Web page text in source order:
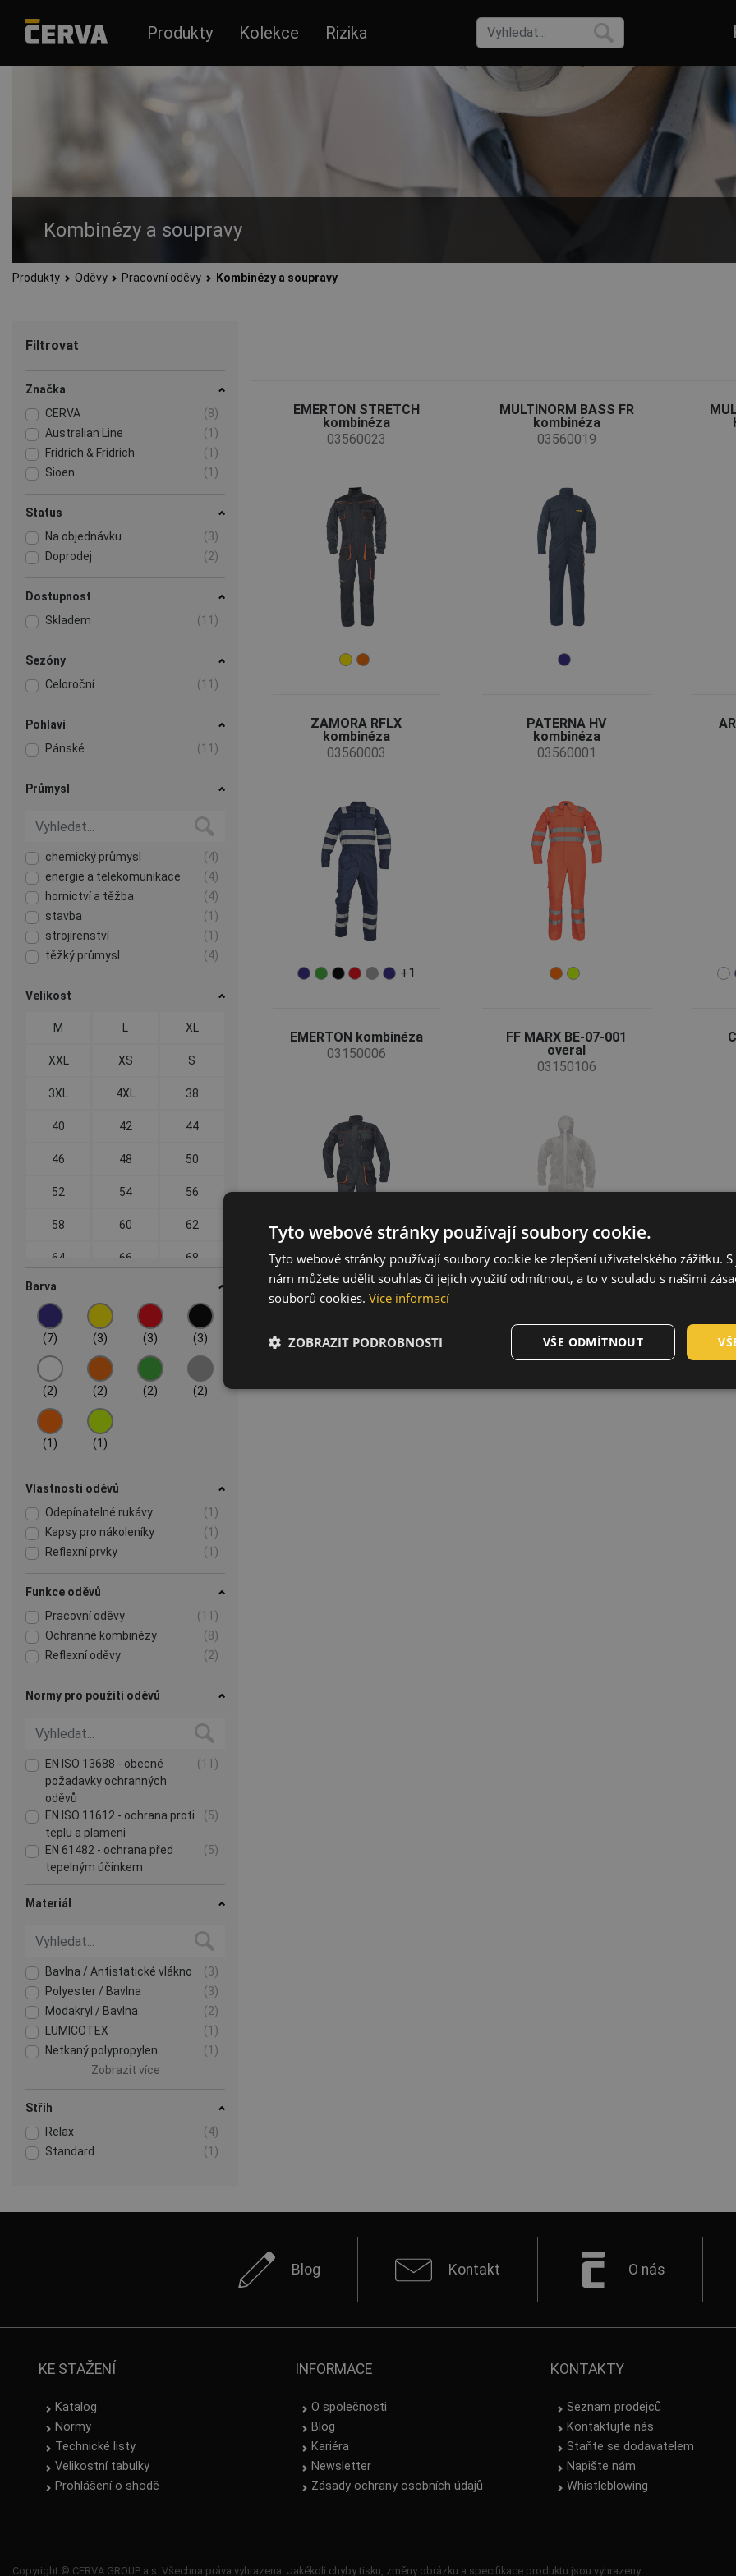
Produkty Kolekce Rizika
Kombinézy a soupravy
Pracovní kombinézy pohodlného střihu a vysoké odolnosti. Kromě klasických pracovních kombinéz můžete vybírat i z široké
Produkty Oděvy Pracovní oděvy Kombinézy a soupravy
Filtrovat
Značka
CERVA
(8)
Australian Line
(1)
Fridrich & Fridrich
(1)
Sioen
(1)
Status
Na objednávku
(3)
Doprodej
(2)
Dostupnost
Skladem
(11)
Sezóny
Celoroční
(11)
Pohlaví
Pánské
(11)
Průmysl
chemický průmysl
(4)
energie a telekomunikace
(4)
hornictví a těžba
(4)
stavba
(1)
strojírenství
(1)
těžký průmysl
(4)
Velikost
M L XL
XXL XS S
3XL 4XL 38
40 42 44
46 48 50
52 54 56
58 60 62
64 66 68
70
Barva
(7) (3) (3) (3)
(2) (2) (2) (2)
(1) (1)
Vlastnosti oděvů
Odepínatelné rukávy
(1)
Kapsy pro nákoleníky
(1)
Reflexní prvky
(1)
Funkce oděvů
Pracovní oděvy
(11)
Ochranné kombinézy
(8)
Reflexní oděvy
(2)
Normy pro použití oděvů
EN ISO 13688 - obecné
požadavky ochranných
oděvů
(11)
EN ISO 11612 - ochrana proti
teplu a plameni
(5)
EN 61482 - ochrana před
tepelným účinkem
(5)
EN 1149 - ochrana proti
EN ISO 11611 - ochrana při
postupech
(5)
Zobrazit více
Materiál
Bavlna / Antistatické vlákno
(3)
Polyester / Bavlna
(3)
Modakryl / Bavlna
(2)
LUMICOTEX
(1)
Netkaný polypropylen
(1)
Zobrazit více
Střih
Relax
(4)
Standard
(1)
EMERTON STRETCH
kombinéza
03560023
MULTINORM BASS FR
kombinéza
03560019
ZAMORA RFLX
kombinéza
03560003
+1
PATERNA HV
kombinéza
03560001
EMERTON kombinéza
03150006
FF MARX BE-07-001
overal
03150106
Blog Kontakt O nás
KE STAŽENÍ
Katalog
Normy
Technické listy
Velikostní tabulky
Prohlášení o shodě
INFORMACE
O společnosti
Blog
Kariéra
Newsletter
Zásady ochrany osobních údajů
KONTAKTY
Seznam prodejců
Kontaktujte nás
Staňte se dodavatelem
Napište nám
Whistleblowing
Copyright © CERVA GROUP a.s. Všechna práva vyhrazena. Jakékoli chyby tisku, změny obrázku a specifikace produktu jsou vyhrazeny.
Tyto webové stránky používají soubory cookie.
Tyto webové stránky používají soubory cookie ke zlepšení uživatelského zážitku.
nám můžete udělit souhlas či jejich využití odmítnout, a to v souladu s našimi
souborů cookies. Více informací
VŠE ODMÍTNOUT
ZOBRAZIT PODROBNOSTI